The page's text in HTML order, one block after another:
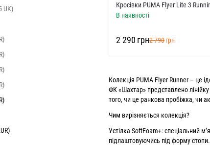
Кросівки PUMA Flyer Lite 3
В наявності
‍2 290‍ грн‍2 790‍грн
Колекція PUMA Flyer Runner – це
ФК «Шахтар» представлено
того, чи це ранкова пробіжка, чи
Чим вирізняється колекція?
Устілка SoftFoam+: спеціальний
підлаштовуючись під форму стопи.
UK)